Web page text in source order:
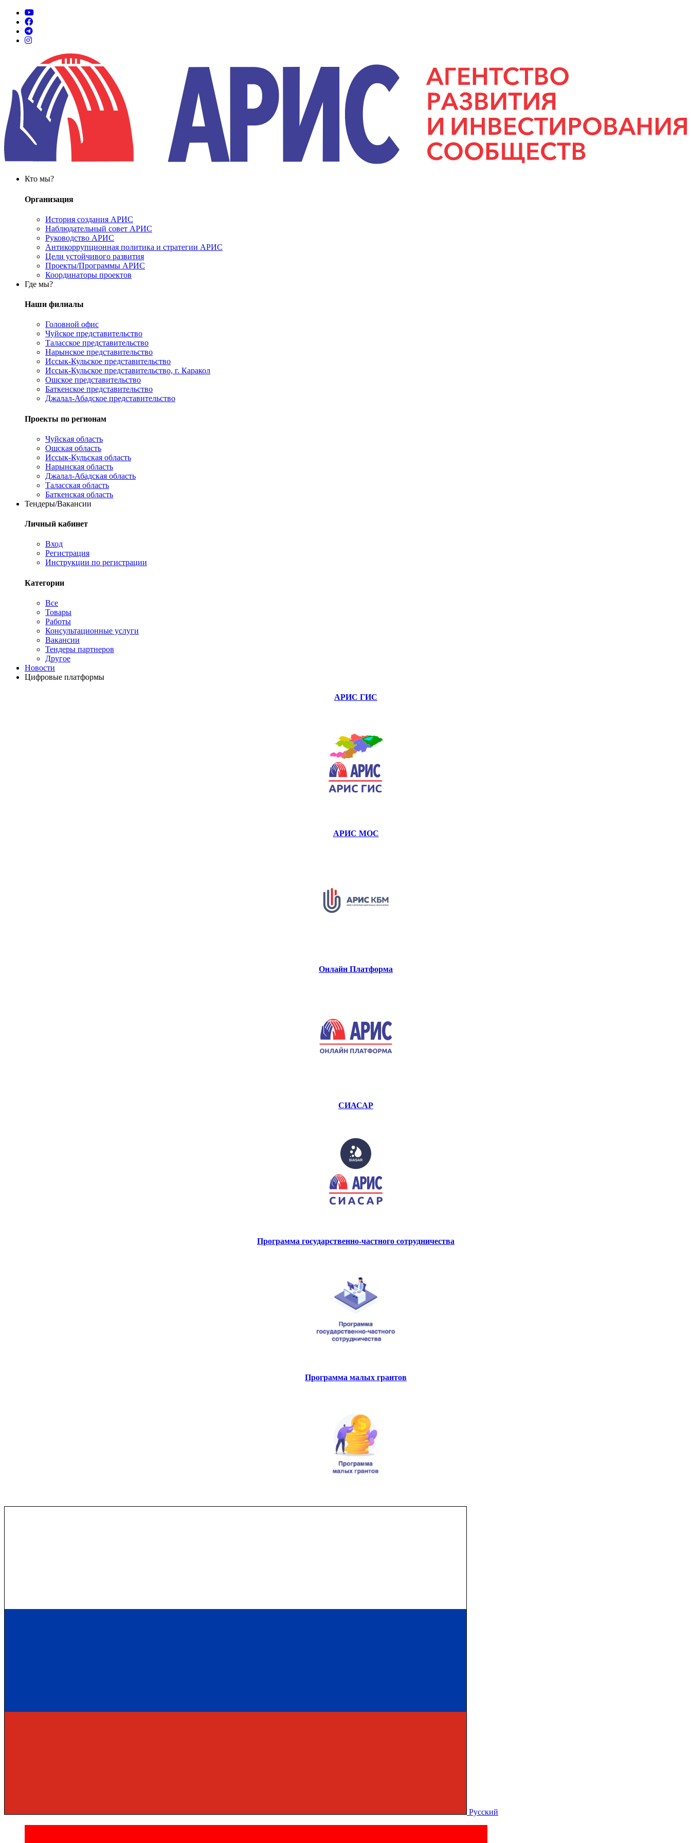
Кто мы?
Организация
История создания АРИС
Наблюдательный совет АРИС
Руководство АРИС
Антикоррупционная политика и стратегии АРИС
Цели устойчивого развития
Проекты/Программы АРИС
Координаторы проектов
Где мы?
Наши филиалы
Головной офис
Чуйское представительство
Таласское представительство
Нарынское представительство
Иссык-Кульское представительство
Иссык-Кульское представительство, г. Каракол
Ошское представительство
Баткенское представительство
Джалал-Абадское представительство
Проекты по регионам
Чуйская область
Ошская область
Иссык-Кульская область
Нарынская область
Джалал-Абадская область
Таласская область
Баткенская область
Тендеры/Вакансии
Личный кабинет
Вход
Регистрация
Инструкции по регистрации
Категории
Все
Товары
Работы
Консультационные услуги
Вакансии
Тендеры партнеров
Другое
Новости
Цифровые платформы
АРИС ГИС
АРИС МОС
Онлайн Платформа
СИАСАР
Программа государственно-частного сотрудничества
Программа малых грантов
Русский